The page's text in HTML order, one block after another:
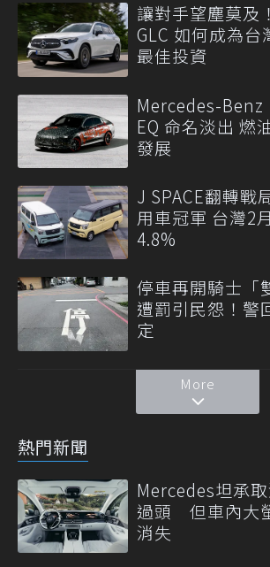
讓對手望塵莫及
GLC 如何成為台
最佳投資
Mercedes-Benz
EQ 命名淡出 燃
發展
J SPACE翻轉戰
用車冠軍 台灣2
4.8%
停車再開騎士「
遭罰引民怨！警
定
More
熱門新聞
Mercedes坦承
過頭 但車內大
消失